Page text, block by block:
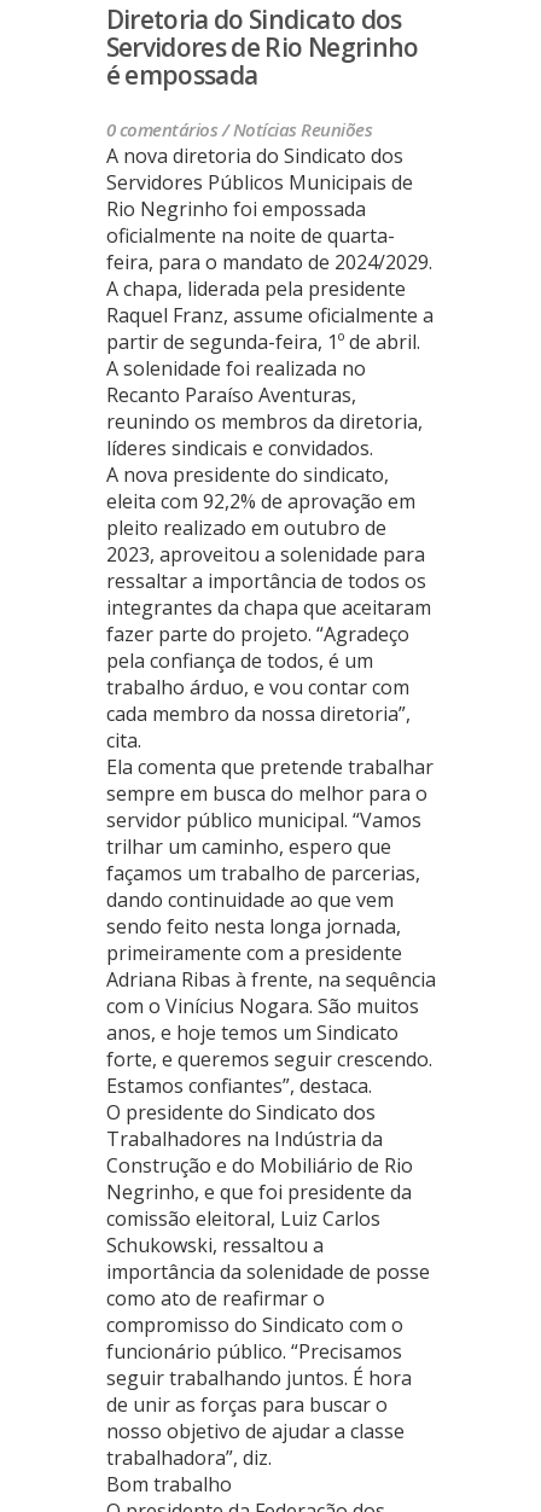
Diretoria do Sindicato dos
Servidores de Rio Negrinho
é empossada
0 comentários /Notícias Reuniões
A nova diretoria do Sindicato dos
Servidores Públicos Municipais de
Rio Negrinho foi empossada
oficialmente na noite de quarta-
feira, para o mandato de 2024/2029.
A chapa, liderada pela presidente
Raquel Franz, assume oficialmente a
partir de segunda-feira, 1º de abril.
A solenidade foi realizada no
Recanto Paraíso Aventuras,
reunindo os membros da diretoria,
líderes sindicais e convidados.
A nova presidente do sindicato,
eleita com 92,2% de aprovação em
pleito realizado em outubro de
2023, aproveitou a solenidade para
ressaltar a importância de todos os
integrantes da chapa que aceitaram
fazer parte do projeto. “Agradeço
pela confiança de todos, é um
trabalho árduo, e vou contar com
cada membro da nossa diretoria”,
cita.
Ela comenta que pretende trabalhar
sempre em busca do melhor para o
servidor público municipal. “Vamos
trilhar um caminho, espero que
façamos um trabalho de parcerias,
dando continuidade ao que vem
sendo feito nesta longa jornada,
primeiramente com a presidente
Adriana Ribas à frente, na sequência
com o Vinícius Nogara. São muitos
anos, e hoje temos um Sindicato
forte, e queremos seguir crescendo.
Estamos confiantes”, destaca.
O presidente do Sindicato dos
Trabalhadores na Indústria da
Construção e do Mobiliário de Rio
Negrinho, e que foi presidente da
comissão eleitoral, Luiz Carlos
Schukowski, ressaltou a
importância da solenidade de posse
como ato de reafirmar o
compromisso do Sindicato com o
funcionário público. “Precisamos
seguir trabalhando juntos. É hora
de unir as forças para buscar o
nosso objetivo de ajudar a classe
trabalhadora”, diz.
Bom trabalho